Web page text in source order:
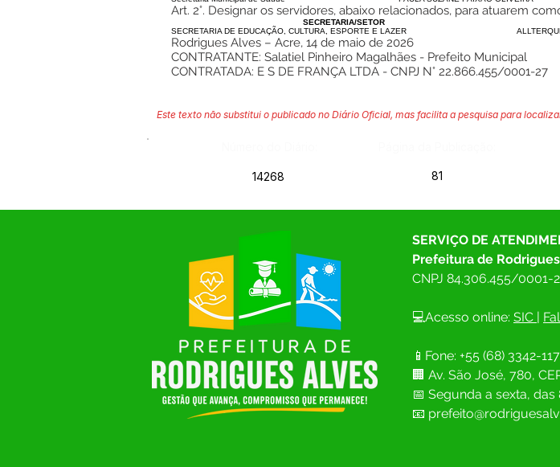
Art. 2°. Designar os servidores, abaixo relacionados, para atuarem
SECRETARIA/SETOR
SECRETARIA DE EDUCAÇÃO, CULTURA, ESPORTE E LAZER
Rodrigues Alves – Acre, 14 de maio de 2026
CONTRATANTE: Salatiel Pinheiro Magalhães - Prefeito Municipal
CONTRATADA: E S DE FRANÇA LTDA - CNPJ N° 22.866.455/0001-27
Este texto não substitui o publicado no Diário Oficial, mas facilita a pesquisa para
14268 81
SERVIÇO DE
Prefeitura de
CNPJ 84.306.455/0001-
💻Acesso online: SIC |
📱Fone: +55 (68) 3342-
🏢 Av. São José, 780,
📅 Segunda a sexta,
📧